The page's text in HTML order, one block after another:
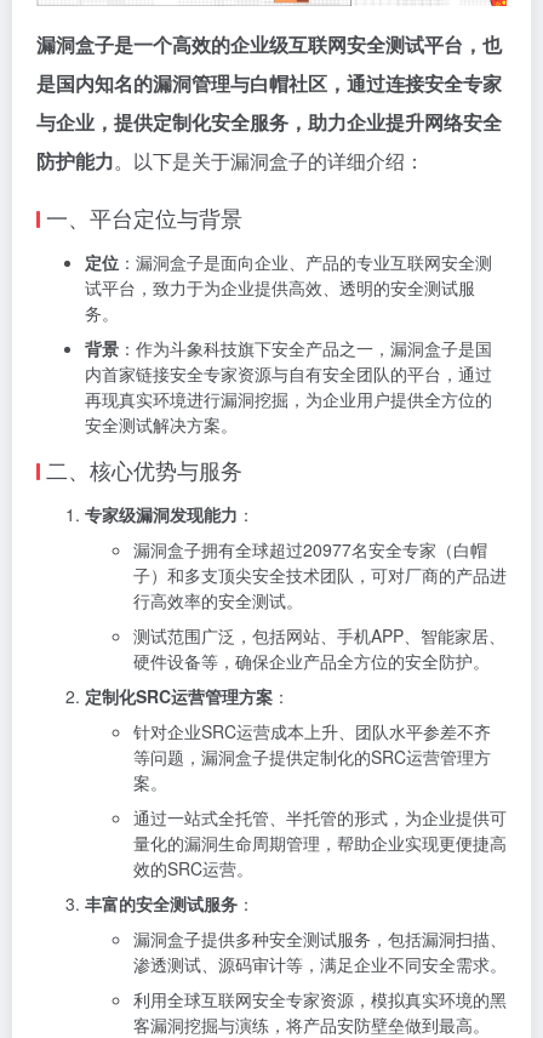
漏洞盒子是一个高效的企业级互联网安全测试平台，也
是国内知名的漏洞管理与白帽社区，通过连接安全专家
与企业，提供定制化安全服务，助力企业提升网络安全
防护能力。以下是关于漏洞盒子的详细介绍：
一、平台定位与背景
定位 ：漏洞盒子是面向企业、产品的专业互联网安全测
试平台，致力于为企业提供高效、透明的安全测试服
务。
背景 ：作为斗象科技旗下安全产品之一，漏洞盒子是国
内首家链接安全专家资源与自有安全团队的平台，通过
再现真实环境进行漏洞挖掘，为企业用户提供全方位的
安全测试解决方案。
二、核心优势与服务
专家级漏洞发现能力 ：
漏洞盒子拥有全球超过20977名安全专家（白帽
子）和多支顶尖安全技术团队，可对厂商的产品进
行高效率的安全测试。
测试范围广泛，包括网站、手机APP、智能家居、
硬件设备等，确保企业产品全方位的安全防护。
定制化SRC运营管理方案 ：
针对企业SRC运营成本上升、团队水平参差不齐
等问题，漏洞盒子提供定制化的SRC运营管理方
案。
通过一站式全托管、半托管的形式，为企业提供可
量化的漏洞生命周期管理，帮助企业实现更便捷高
效的SRC运营。
丰富的安全测试服务 ：
漏洞盒子提供多种安全测试服务，包括漏洞扫描、
渗透测试、源码审计等，满足企业不同安全需求。
利用全球互联网安全专家资源，模拟真实环境的黑
客漏洞挖掘与演练，将产品安防壁垒做到最高。